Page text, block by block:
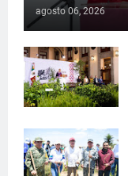
agosto 06, 2026